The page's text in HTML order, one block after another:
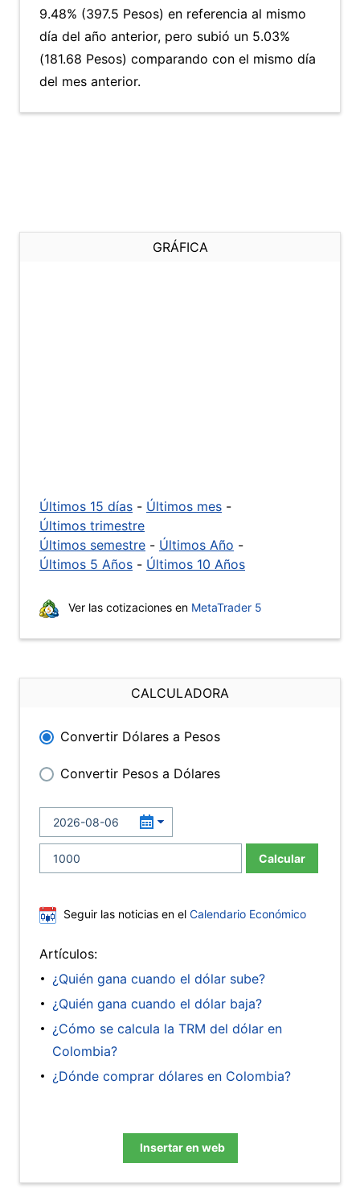
9.48% (397.5 Pesos) en referencia al mismo
día del año anterior, pero subió un 5.03%
(181.68 Pesos) comparando con el mismo día
del mes anterior.
GRÁFICA
Últimos 15 días - Últimos mes -
Últimos trimestre
Últimos semestre - Últimos Año -
Últimos 5 Años - Últimos 10 Años
Ver las cotizaciones en MetaTrader 5
CALCULADORA
Convertir Dólares a Pesos
Convertir Pesos a Dólares
Calcular
Seguir las noticias en el Calendario Económico
Artículos:
¿Quién gana cuando el dólar sube?
¿Quién gana cuando el dólar baja?
¿Cómo se calcula la TRM del dólar en
Colombia?
¿Dónde comprar dólares en Colombia?
Insertar en web